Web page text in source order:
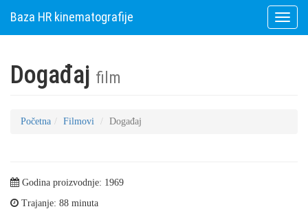
Toggle
Baza HR kinematografije
Događaj film
Početna Filmovi Događaj
Godina proizvodnje: 1969
Trajanje: 88 minuta